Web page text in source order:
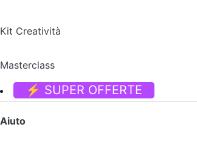
Kit Creatività
Masterclass
⚡ SUPER OFFERTE
Aiuto